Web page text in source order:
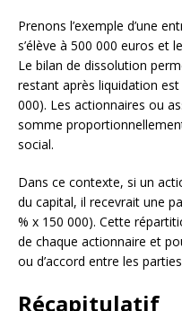
Prenons l’exemple d’une
s’élève à 500 000 euros et
Le bilan de dissolution
restant après liquidation
000). Les actionnaires ou
somme
social.
Dans ce contexte, si un
du capital, il recevrait une
% x 150 000). Cette
de chaque actionnaire et
ou d’accord entre les
Récapitulatif